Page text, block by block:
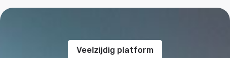
Veelzijdig platform